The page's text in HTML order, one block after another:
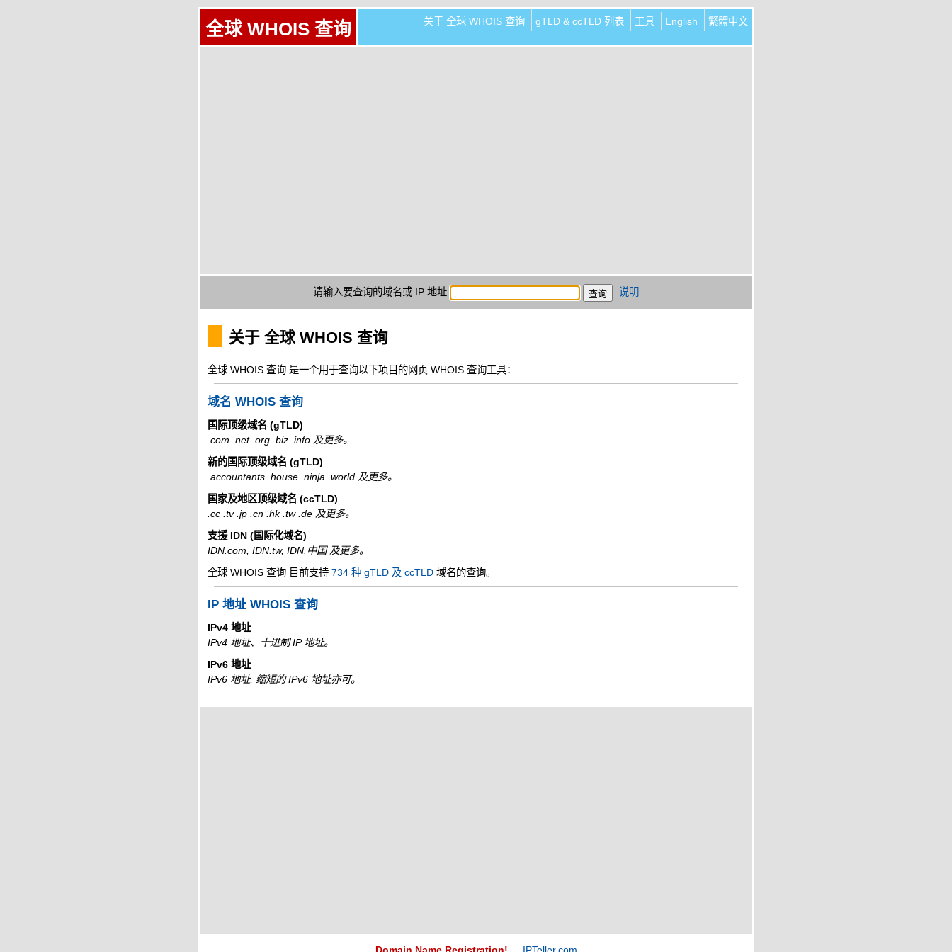
全球 WHOIS 查询 关于 全球 WHOIS 查询 gTLD & ccTLD 列表 工具 English 繁體中文
请输入要查询的域名或 IP 地址 说明
关于 全球 WHOIS 查询
全球 WHOIS 查询 是一个用于查询以下项目的网页 WHOIS 查询工具：
域名 WHOIS 查询
国际顶级域名 (gTLD)
.com .net .org .biz .info 及更多。
新的国际顶级域名 (gTLD)
.accountants .house .ninja .world 及更多。
国家及地区顶级域名 (ccTLD)
.cc .tv .jp .cn .hk .tw .de 及更多。
支援 IDN (国际化域名)
IDN.com, IDN.tw, IDN.中国 及更多。
全球 WHOIS 查询 目前支持 734 种 gTLD 及 ccTLD 域名的查询。
IP 地址 WHOIS 查询
IPv4 地址
IPv4 地址、十进制 IP 地址。
IPv6 地址
IPv6 地址, 缩短的 IPv6 地址亦可。
Domain Name Registration! IPTeller.com